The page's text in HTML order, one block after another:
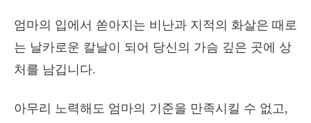
엄마의 입에서 쏟아지는 비난과 지적의 화살은 때로
는 날카로운 칼날이 되어 당신의 가슴 깊은 곳에 상
처를 남깁니다.
아무리 노력해도 엄마의 기준을 만족시킬 수 없고,